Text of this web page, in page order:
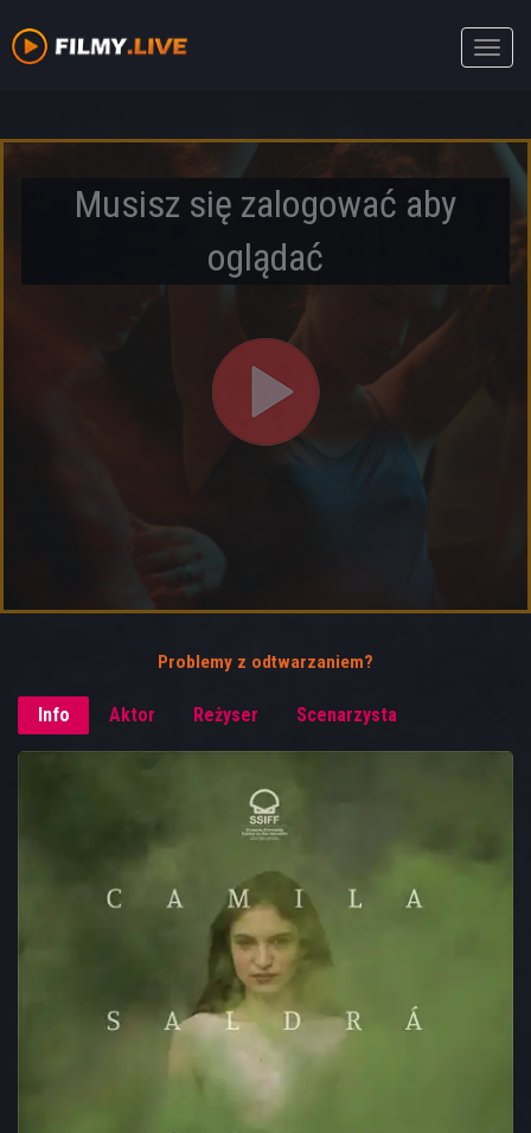
Toggle
Musisz się zalogować aby
oglądać
Problemy z odtwarzaniem?
Info Aktor Reżyser Scenarzysta